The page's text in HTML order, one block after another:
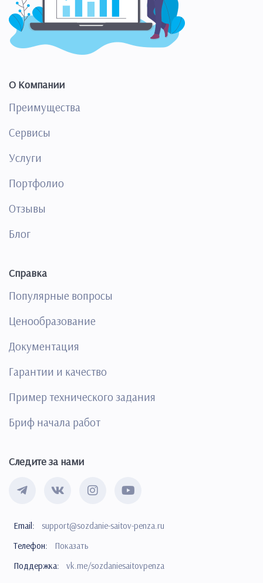
О Компании
Преимущества
Сервисы
Услуги
Портфолио
Отзывы
Блог
Справка
Популярные вопросы
Ценообразование
Документация
Гарантии и качество
Пример технического задания
Бриф начала работ
Следите за нами
Email:
support@sozdanie-saitov-penza.ru
Телефон:
Показать
Поддержка:
vk.me/sozdaniesaitovpenza